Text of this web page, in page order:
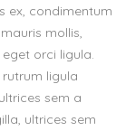
ex, condimentum
mollis,
orci ligula.
ligula
sem a
ultrices sem